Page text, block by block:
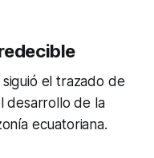
siguió el trazado de
desarrollo de la
ecuatoriana.